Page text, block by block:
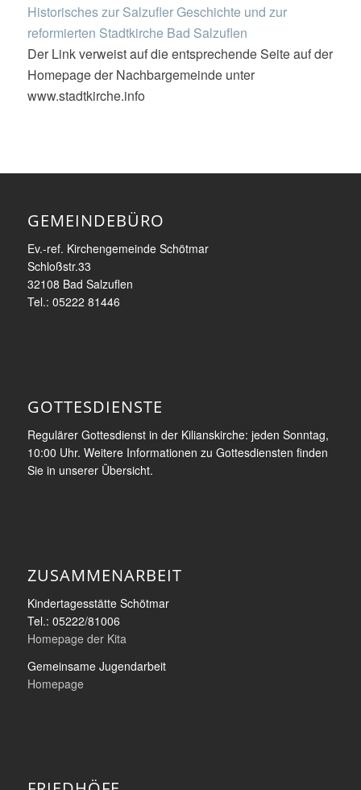
Historisches zur Salzufler Geschichte und zur
reformierten Stadtkirche Bad Salzuflen
Der Link verweist auf die entsprechende Seite auf der
Homepage der Nachbargemeinde unter
www.stadtkirche.info
GEMEINDEBÜRO
Ev.-ref. Kirchengemeinde Schötmar
Schloßstr.33
32108 Bad Salzuflen
Tel.: 05222 81446
GOTTESDIENSTE
Regulärer Gottesdienst in der Kilianskirche: jeden Sonntag,
10:00 Uhr. Weitere Informationen zu Gottesdiensten finden
Sie in unserer Übersicht.
ZUSAMMENARBEIT
Kindertagesstätte Schötmar
Tel.: 05222/81006
Homepage der Kita
Gemeinsame Jugendarbeit
Homepage